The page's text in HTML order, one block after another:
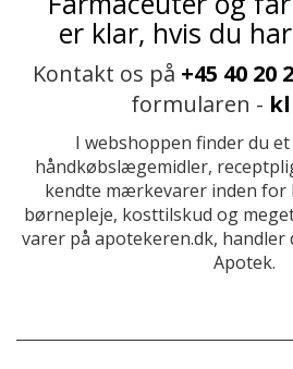
er klar, hvis du
Kontakt os på +45 40 20
formularen -
I webshoppen finder du
håndkøbslægemidler,
kendte mærkevarer inden for
børnepleje, kosttilskud og
varer på apotekeren.dk, handler
Apotek.